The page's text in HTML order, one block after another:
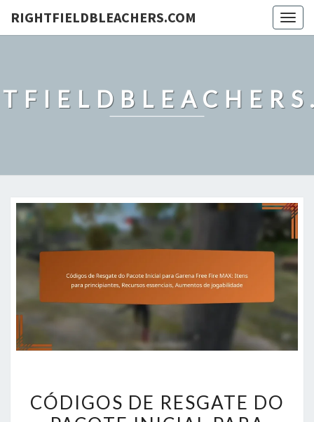
RIGHTFIELDBLEACHERS.COM
DE
CÓDIGOS DE RESGATE DO